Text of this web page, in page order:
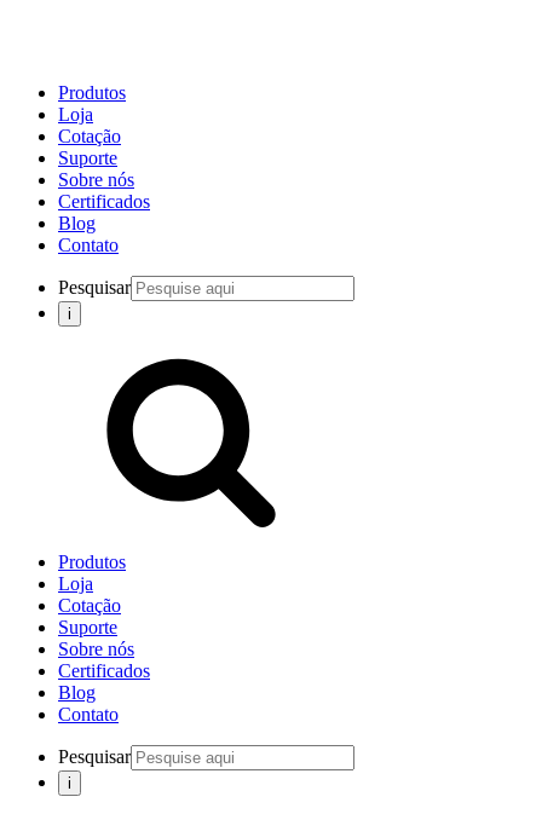
Produtos
Loja
Cotação
Suporte
Sobre nós
Certificados
Blog
Contato
Pesquisar
Produtos
Loja
Cotação
Suporte
Sobre nós
Certificados
Blog
Contato
Pesquisar